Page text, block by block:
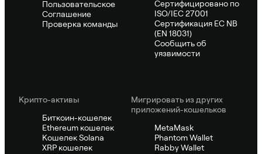
Пользовательское
Соглашение
Проверка команды
Сертифицировано по
ISO/IEC 27001
Сертификация ЕС NB
(EN 18031)
Сообщить об
уязвимости
Крипто-активы
Биткоин-кошелек
Ethereum кошелек
Кошелек Solana
XRP кошелек
Мигрировать из других
приложений-кошельков
MetaMask
Phantom Wallet
Rabby Wallet